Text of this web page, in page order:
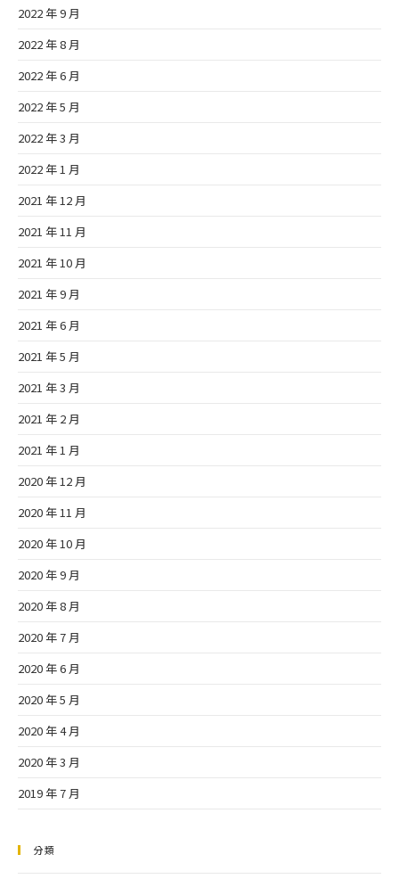
2022 年 9 月
2022 年 8 月
2022 年 6 月
2022 年 5 月
2022 年 3 月
2022 年 1 月
2021 年 12 月
2021 年 11 月
2021 年 10 月
2021 年 9 月
2021 年 6 月
2021 年 5 月
2021 年 3 月
2021 年 2 月
2021 年 1 月
2020 年 12 月
2020 年 11 月
2020 年 10 月
2020 年 9 月
2020 年 8 月
2020 年 7 月
2020 年 6 月
2020 年 5 月
2020 年 4 月
2020 年 3 月
2019 年 7 月
分類